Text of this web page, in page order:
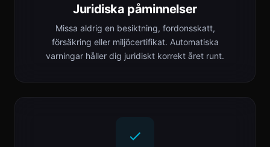
Juridiska påminnelser
Missa aldrig en besiktning, fordonsskatt,
försäkring eller miljöcertifikat. Automatiska
varningar håller dig juridiskt korrekt året runt.